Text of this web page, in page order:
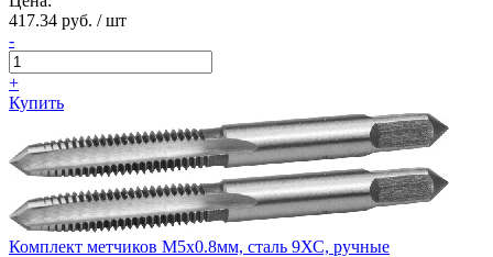
417.34 руб. / шт
-
+
Купить
Комплект метчиков М5x0.8мм, сталь 9ХС, ручные